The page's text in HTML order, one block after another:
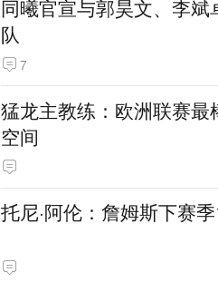
同曦官宣与郭昊文、李
队
7
猛龙主教练：欧洲联赛
空间
托尼·阿伦：詹姆斯下赛